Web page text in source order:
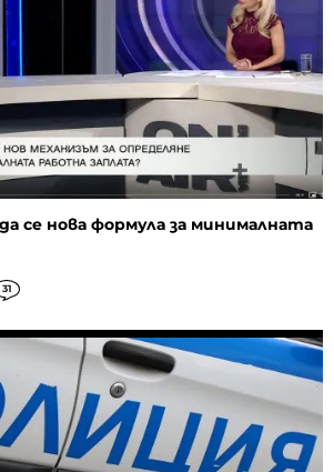
се нова формула за минималната
31